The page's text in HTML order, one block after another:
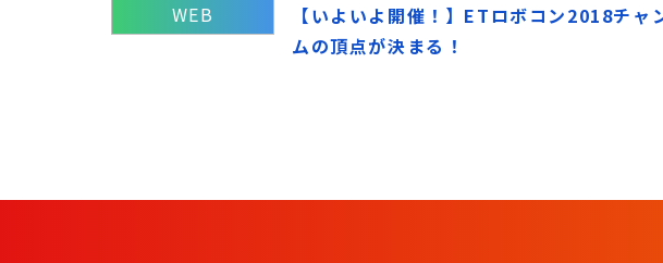
WEB
【いよいよ開催！】ETロボコン2018チ
ムの頂点が決まる！